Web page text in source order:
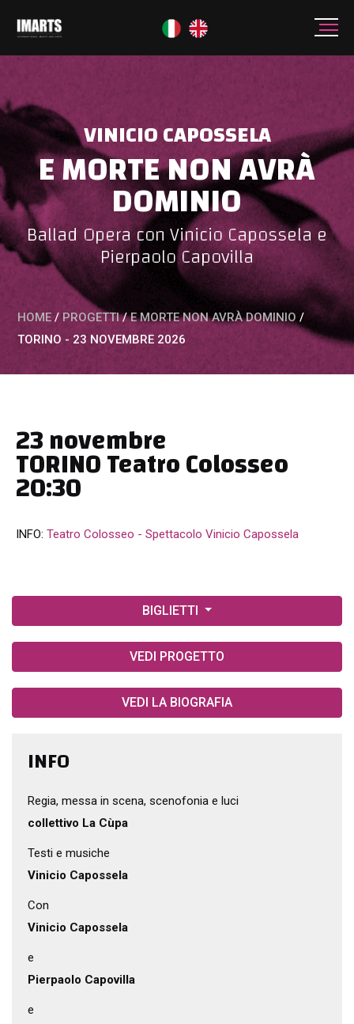
VINICIO CAPOSSELA
E MORTE NON AVRÀ
DOMINIO
Ballad Opera con Vinicio Capossela e
Pierpaolo Capovilla
HOME / PROGETTI / E MORTE NON AVRÀ DOMINIO /
TORINO - 23 NOVEMBRE 2026
23 novembre
TORINO Teatro Colosseo
20:30
INFO: Teatro Colosseo - Spettacolo Vinicio Capossela
BIGLIETTI
VEDI PROGETTO
VEDI LA BIOGRAFIA
INFO
Regia, messa in scena, scenofonia e luci
collettivo La Cùpa
Testi e musiche
Vinicio Capossela
Con
Vinicio Capossela
e
Pierpaolo Capovilla
e